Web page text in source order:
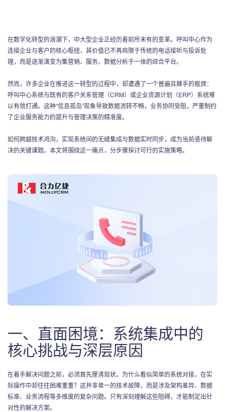
在数字化转型的浪潮下，中大型企业正经历着前所未有的变革。呼叫中心作为
连接企业与客户的核心枢纽，其价值已不再局限于传统的电话接听与投诉处
理，而是逐渐演变为集营销、服务、数据分析于一体的综合平台。
然而，许多企业在推进这一转型的过程中，却遭遇了一个普遍且棘手的瓶颈：
呼叫中心系统与既有的客户关系管理（CRM）或企业资源计划（ERP）系统难
以有效打通。这种“信息孤岛”现象导致数据流转不畅，业务协同受阻，严重制约
了企业服务能力的提升与管理决策的精准度。
如何跨越技术鸿沟，实现系统间的无缝集成与数据实时同步，成为当前亟待解
决的关键课题。本文将围绕这一痛点，分步骤探讨可行的实施策略。
一、直面困境：系统集成中的
核心挑战与深层原因
在着手解决问题之前，必须首先厘清现状。为什么看似简单的系统对接，在实
际操作中却往往困难重重？这并非单一的技术故障，而是涉及架构差异、数据
标准、业务流程等多维度的复杂问题。只有深刻理解这些阻碍，才能制定出针
对性的解决方案。